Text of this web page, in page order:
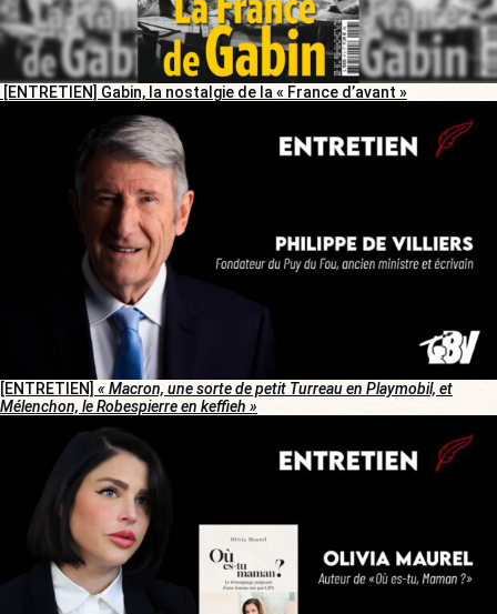
[ENTRETIEN] Gabin, la nostalgie de la « France d’avant »
[ENTRETIEN] « Macron, une sorte de petit Turreau en Playmobil, et
Mélenchon, le Robespierre en keffieh »